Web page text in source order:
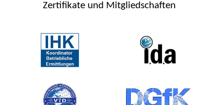
Zertifikate und Mitgliedschaften